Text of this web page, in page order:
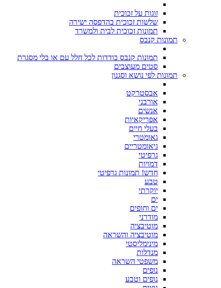
זוגות על זכוכית
שלשות זכוכית בהדפסה ישירה
תמונות זכוכית לבית ולמשרד
תמונות קנבס
תמונות קנבס בודדות לכל חלל עם או בלי מסגרת
סטים מעוצבים
תמונות לפי נושא וסגנון
אבסטרקט
אורבני
אנשים
אפריקאיות
בעלי חיים
גאומטרי
גיאומטריים
גרפיטי
דמויות
חדש! תמונות גרפיטי
טבע
יוקרתי
ים
ים וחופים
מודרני
מוטיבציה
מוטיבציה והשראה
מינימליסטי
מנדלות
משפטי השראה
נופים
נופים וטבע